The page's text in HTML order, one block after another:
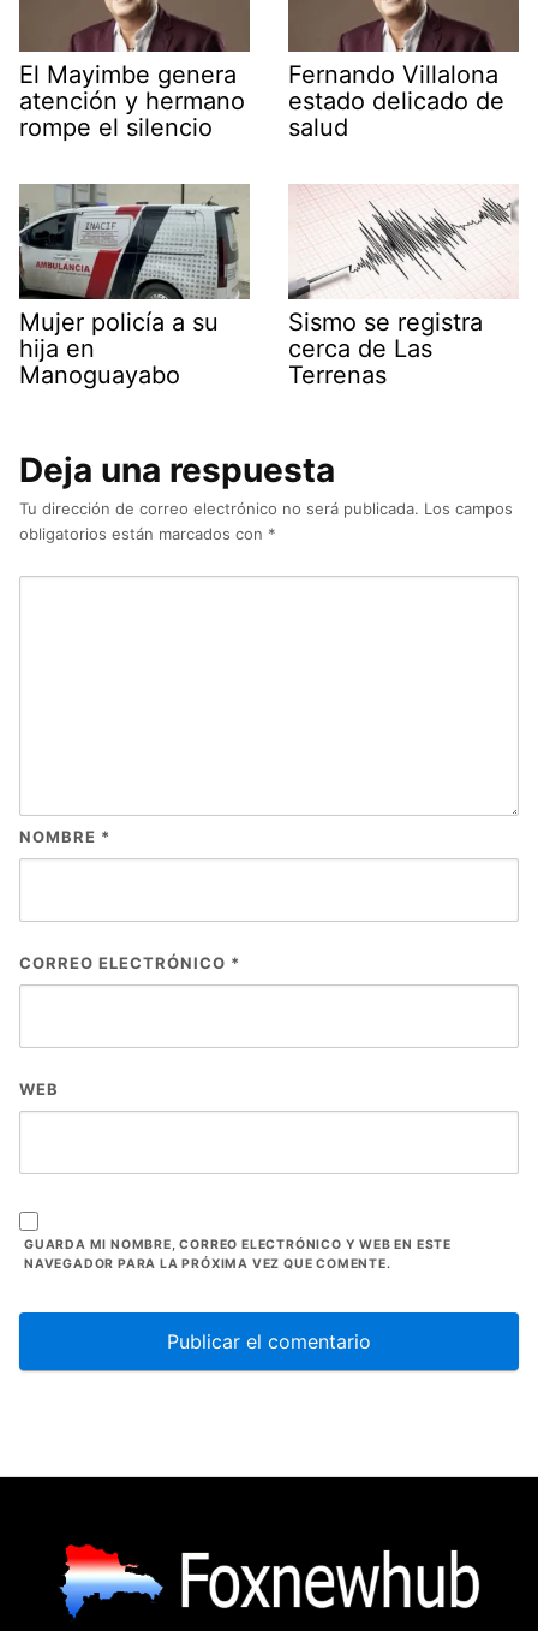
El Mayimbe genera
atención y hermano
rompe el silencio
Fernando Villalona
estado delicado de
salud
Mujer policía a su
hija en
Manoguayabo
Sismo se registra
cerca de Las
Terrenas
Deja una respuesta
Tu dirección de correo electrónico no será publicada. Los campos
obligatorios están marcados con *
NOMBRE *
CORREO ELECTRÓNICO *
WEB
GUARDA MI NOMBRE, CORREO ELECTRÓNICO Y WEB EN ESTE
NAVEGADOR PARA LA PRÓXIMA VEZ QUE COMENTE.